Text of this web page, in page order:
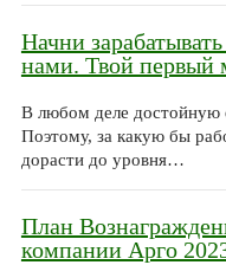
Начни зарабатывать
нами. Твой первый
В любом деле достойную
Поэтому, за какую бы
дорасти до уровня…
План
компании Арго